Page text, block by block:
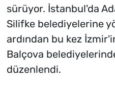
sürüyor. İstanbul'da
Silifke belediyelerine
ardından bu kez
Balçova
düzenlendi.